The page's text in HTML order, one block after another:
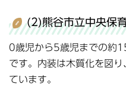
(2)熊谷市立中央保
0歳児から5歳児までの約
です。内装は木質化を図
ています。